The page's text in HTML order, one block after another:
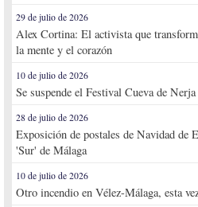
29 de julio de 2026
Alex Cortina: El activista que
la mente y el corazón
10 de julio de 2026
Se suspende el Festival Cueva de
28 de julio de 2026
Exposición de postales de Navidad de
'Sur' de Málaga
10 de julio de 2026
Otro incendio en Vélez-Málaga, esta